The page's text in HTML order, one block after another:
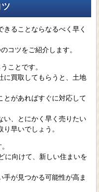
ることならなるべく早く
コツをご紹介します。
ことです。
に買取してもらうと、土地
とがあればすぐに対応して
い、とにかく早く売りたい
早いでしょう。
に向けて、新しい住まいを
手が見つかる可能性が高ま